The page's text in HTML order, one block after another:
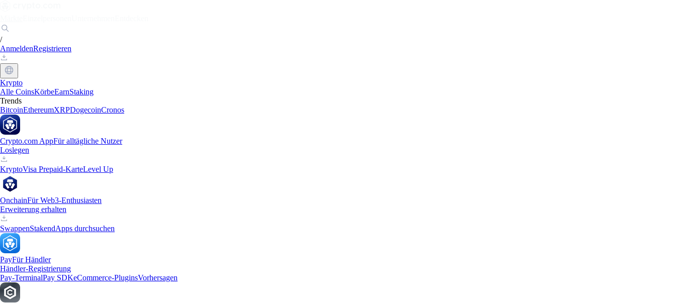
/
AnmeldenRegistrieren
Krypto
Alle CoinsKörbeEarnStaking
Trends
BitcoinEthereumXRPDogecoinCronos
Crypto.com AppFür alltägliche Nutzer
Loslegen
KryptoVisa Prepaid-KarteLevel Up
OnchainFür Web3-Enthusiasten
Erweiterung erhalten
SwappenStakendApps durchsuchen
PayFür Händler
Händler-Registrierung
Pay-TerminalPay SDKeCommerce-PluginsVorhersagen